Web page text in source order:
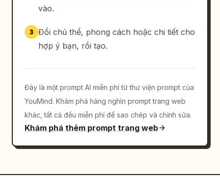
vào.
3 Đổi chủ thể, phong cách hoặc chi tiết cho
hợp ý bạn, rồi tạo.
Đây là một prompt AI miễn phí từ thư viện prompt của
YouMind. Khám phá hàng nghìn prompt trang web
khác, tất cả đều miễn phí để sao chép và chỉnh sửa.
Khám phá thêm prompt trang web